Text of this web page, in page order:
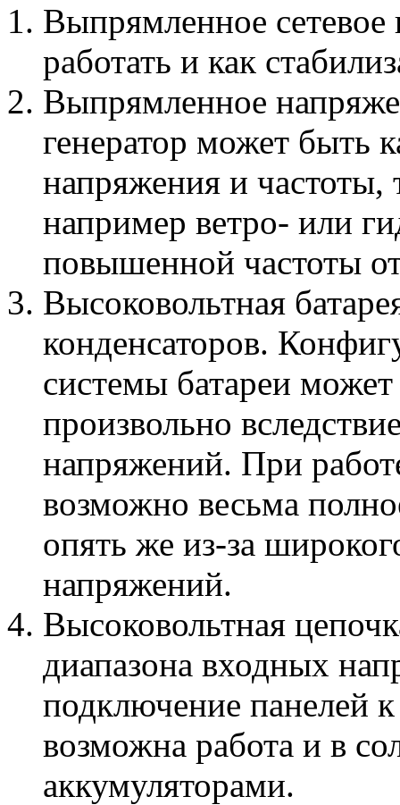
Выпрямленное
работать и как
Выпрямленное
генератор может быть
напряжения и частоты,
например ветро- или
повышенной частоты
Высоковольтная
конденсаторов.
системы батареи
произвольно
напряжений. При
возможно весьма
опять же из-за
напряжений.
Высоковольтная
диапазона входных
подключение панелей
возможна работа и в
аккумуляторами.